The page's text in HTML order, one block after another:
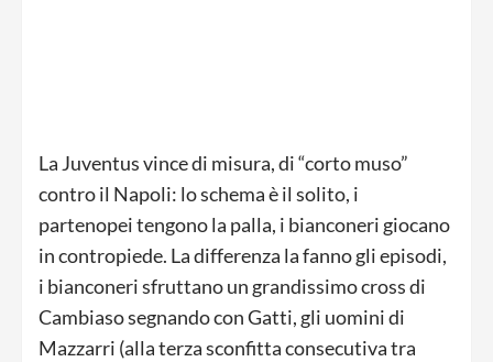
La Juventus vince di misura, di “corto muso”
contro il Napoli: lo schema è il solito, i
partenopei tengono la palla, i bianconeri giocano
in contropiede. La differenza la fanno gli episodi,
i bianconeri sfruttano un grandissimo cross di
Cambiaso segnando con Gatti, gli uomini di
Mazzarri (alla terza sconfitta consecutiva tra